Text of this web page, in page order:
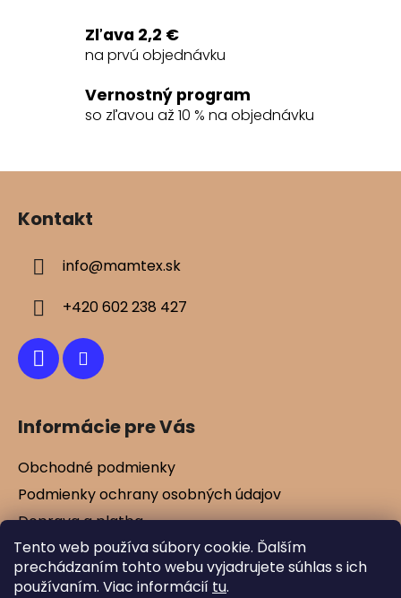
Tento web používa súbory cookie. Ďalším
prechádzaním tohto webu vyjadrujete súhlas s ich
používaním. Viac informácií tu.
Zľava 2,2 €
na prvú objednávku
Vernostný program
so zľavou až 10 % na objednávku
Z
Kontakt
info@mamtex.sk
+420 602 238 427
Informácie pre Vás
Obchodné podmienky
Podmienky ochrany osobných údajov
Doprava a platba
Kontakty
Vernostné zľavy